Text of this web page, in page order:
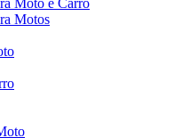
Moto e Carro
Motos